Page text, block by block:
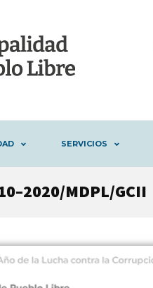
SERVICIOS
MDPL/GCII